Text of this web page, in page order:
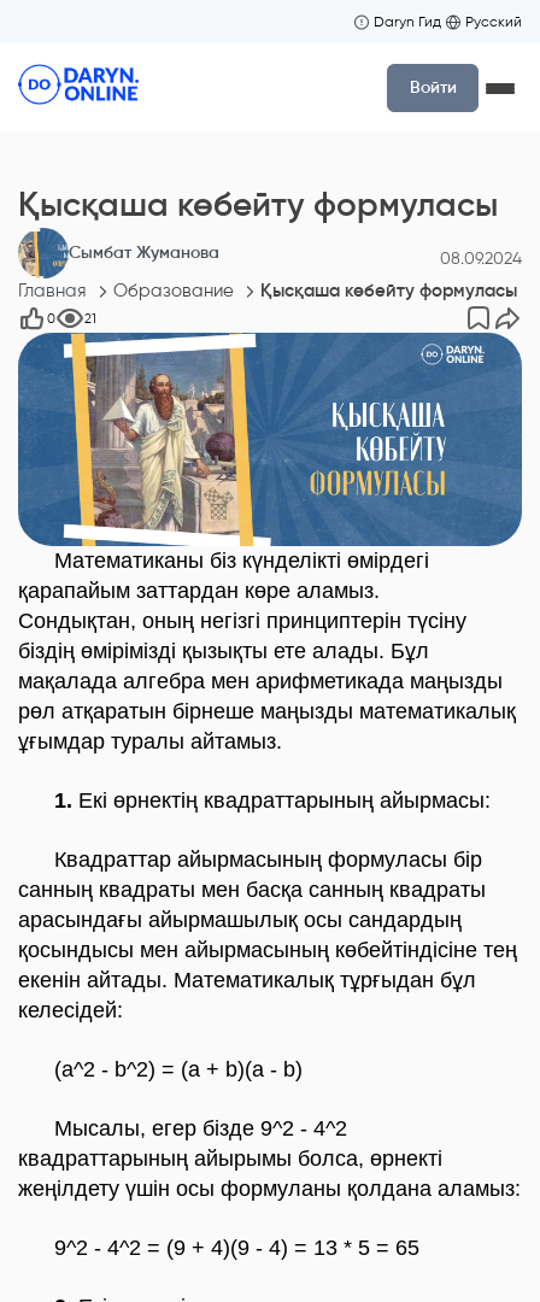
Daryn Гид Русский
Войти
Қысқаша көбейту формуласы
Сымбат Жуманова 08.09.2024
Главная Образование Қысқаша көбейту формуласы
0 21
Математиканы біз күнделікті өмірдегі
қарапайым заттардан көре аламыз.
Сондықтан, оның негізгі принциптерін түсіну
біздің өмірімізді қызықты ете алады. Бұл
мақалада алгебра мен арифметикада маңызды
рөл атқаратын бірнеше маңызды математикалық
ұғымдар туралы айтамыз.
1. Екі өрнектің квадраттарының айырмасы:
Квадраттар айырмасының формуласы бір
санның квадраты мен басқа санның квадраты
арасындағы айырмашылық осы сандардың
қосындысы мен айырмасының көбейтіндісіне тең
екенін айтады. Математикалық тұрғыдан бұл
келесідей:
(a^2 - b^2) = (a + b)(a - b)
Мысалы, егер бізде 9^2 - 4^2
квадраттарының айырымы болса, өрнекті
жеңілдету үшін осы формуланы қолдана аламыз:
9^2 - 4^2 = (9 + 4)(9 - 4) = 13 * 5 = 65